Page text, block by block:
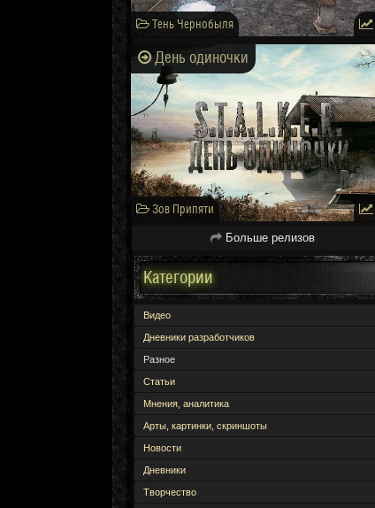
Тень Чернобыля
День одиночки
Зов Припяти
Больше релизов
Категории
Видео
Дневники разработчиков
Разное
Статьи
Мнения, аналитика
Арты, картинки, скриншоты
Новости
Дневники
Творчество